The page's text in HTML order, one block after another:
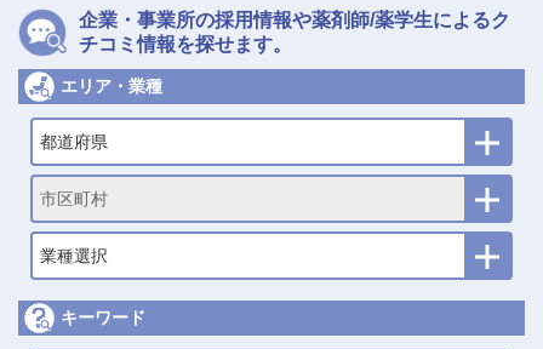
企業・事業所の採用情報や薬剤師/薬学生によるク
チコミ情報を探せます。
エリア・業種
都道府県
市区町村
業種選択
キーワード